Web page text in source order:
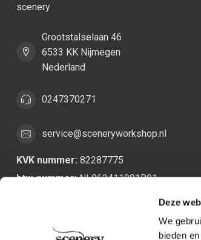
Deze
We
bieden
scenery
Grootstalselaan 46
6533 KK Nijmegen
Nederland
0247370271
service@sceneryworkshop.nl
KVK nummer: 82287775
btw-nummer:NL862411981B01